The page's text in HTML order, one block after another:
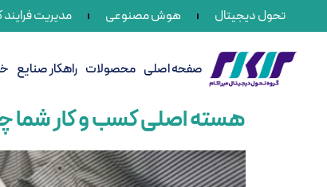
تحول دیجیتال هوش مصنوعی مدیریت
صفحه اصلی محصولات راهکار صنایع
هسته اصلی کسب و کار شما